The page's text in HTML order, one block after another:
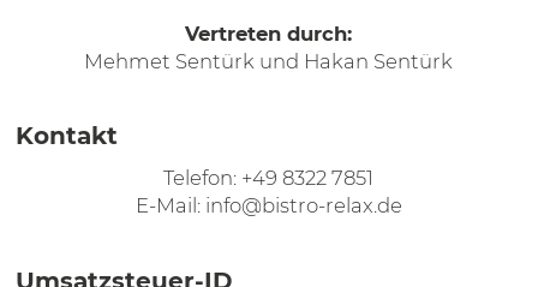
Vertreten durch:
Mehmet Sentürk und Hakan Sentürk
Kontakt
Telefon: +49 8322 7851
E-Mail: info@bistro-relax.de
Umsatzsteuer-ID